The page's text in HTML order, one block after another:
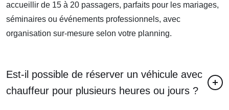
accueillir de 15 à 20 passagers, parfaits pour les mariages,
séminaires ou événements professionnels, avec
organisation sur-mesure selon votre planning.
Est-il possible de réserver un véhicule avec
chauffeur pour plusieurs heures ou jours ?